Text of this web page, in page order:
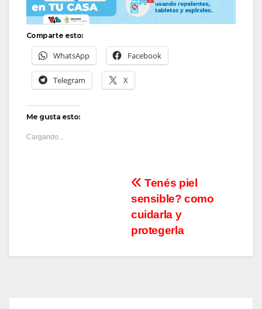
Comparte esto:
WhatsApp Facebook
Telegram X
Me gusta esto:
Cargando...
Tenés piel
sensible? como
cuidarla y
protegerla